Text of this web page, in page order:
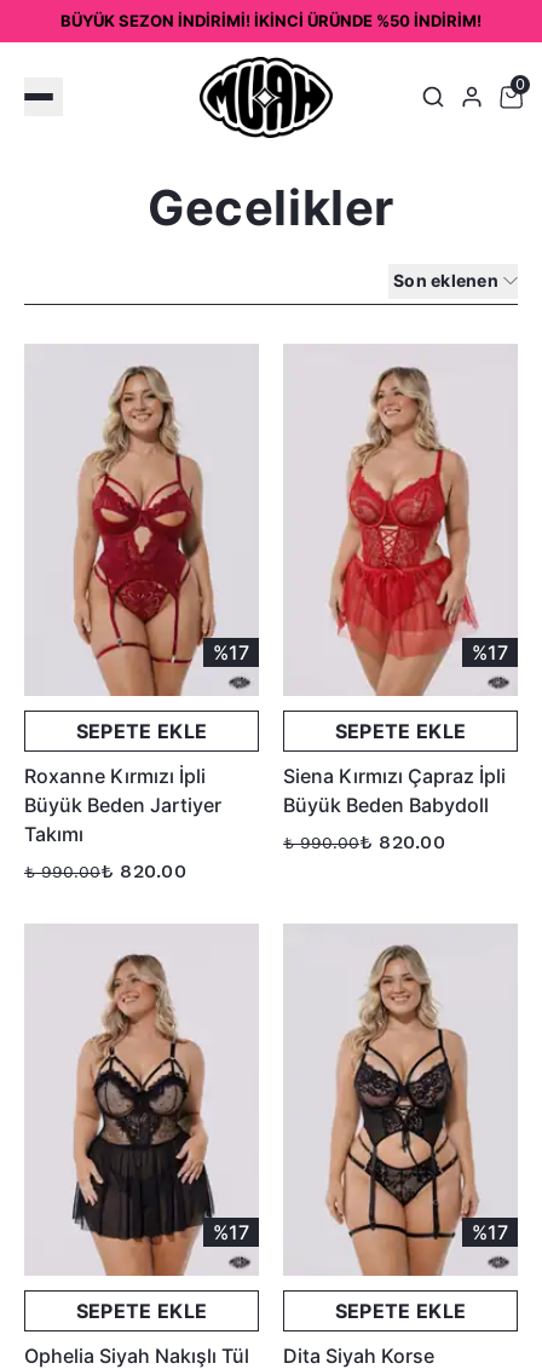
BÜYÜK SEZON İNDİRİMİ! İKİNCİ ÜRÜNDE %50 İNDİRİM!
0
Gecelikler
Son eklenen
%17
SEPETE EKLE
Roxanne Kırmızı İpli
Büyük Beden Jartiyer
Takımı
₺ 990.00₺ 820.00
%17
SEPETE EKLE
Siena Kırmızı Çapraz İpli
Büyük Beden Babydoll
₺ 990.00₺ 820.00
%17
SEPETE EKLE
Ophelia Siyah Nakışlı Tül
%17
SEPETE EKLE
Dita Siyah Korse